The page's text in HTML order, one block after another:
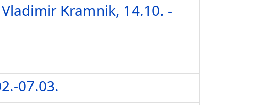
Kramnik, 14.10. -
07.03.